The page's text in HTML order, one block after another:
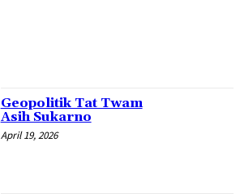
Geopolitik Tat Twam
Asih Sukarno
April 19, 2026